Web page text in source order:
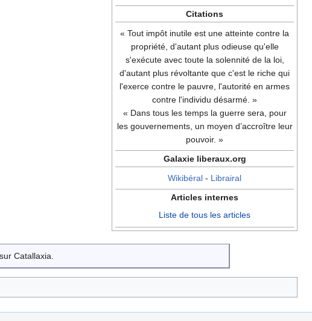
Citations
« Tout impôt inutile est une atteinte contre la
propriété, d'autant plus odieuse qu'elle
s'exécute avec toute la solennité de la loi,
d'autant plus révoltante que c'est le riche qui
l'exerce contre le pauvre, l'autorité en armes
contre l'individu désarmé. »
« Dans tous les temps la guerre sera, pour
les gouvernements, un moyen d’accroître leur
pouvoir. »
Galaxie liberaux.org
Wikibéral - Librairal
Articles internes
Liste de tous les articles
sur Catallaxia.